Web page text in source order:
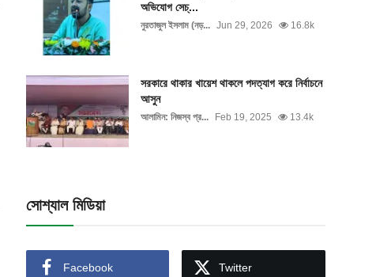
অভিযোগ সেচ্...
নুরতাজুল ইসলাম (নড়... Jun 29, 2026 16.8k
সরকারে থাকার খায়েশ থাকলে পদত্যাগ করে নির্বাচনে
আসুন
আলামিন: নিজস্ব প্র... Feb 19, 2025 13.4k
সোশ্যাল মিডিয়া
Facebook Twitter